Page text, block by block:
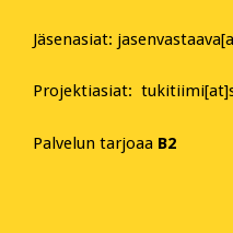
Jäsenasiat:
Projektiasiat:
Palvelun tarjoaa B2